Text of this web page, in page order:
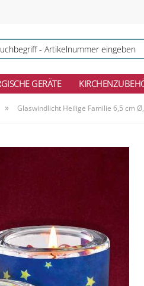
GERÄTE
» Glaswindlicht Heilige Familie 6,5 cm